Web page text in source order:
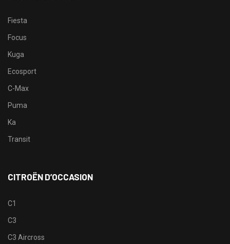
Fiesta
Focus
Kuga
Ecosport
C-Max
Puma
Ka
Transit
CITROËN D’OCCASION
C1
C3
C3 Aircross